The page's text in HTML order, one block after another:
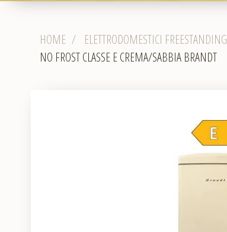
HOME / ELETTRODOMESTICI FREESTANDING
NO FROST CLASSE E CREMA/SABBIA BRANDT